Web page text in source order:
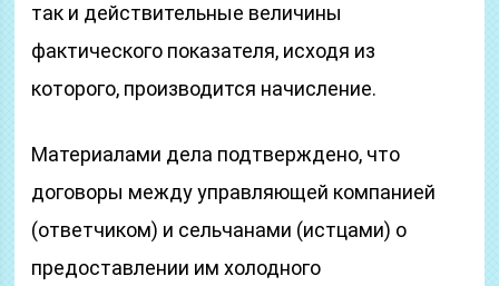
так и действительные величины
фактического показателя, исходя из
которого, производится начисление.
Материалами дела подтверждено, что
договоры между управляющей компанией
(ответчиком) и сельчанами (истцами) о
предоставлении им холодного